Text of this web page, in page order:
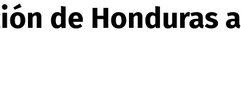
de Honduras a